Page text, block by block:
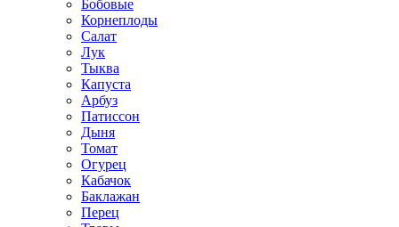
Бобовые
Корнеплоды
Салат
Лук
Тыква
Капуста
Арбуз
Патиссон
Дыня
Томат
Огурец
Кабачок
Баклажан
Перец